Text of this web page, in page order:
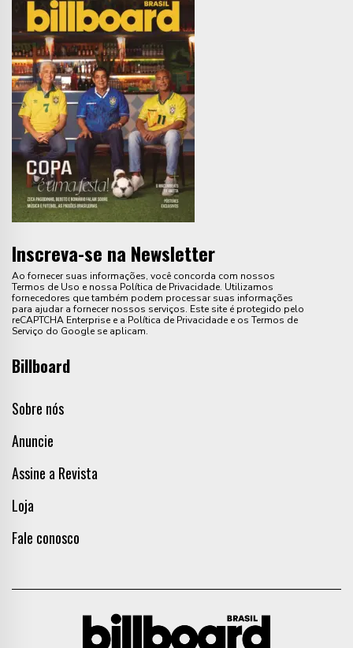
Inscreva-se na Newsletter
Ao fornecer suas informações, você concorda com nossos
Termos de Uso e nossa Política de Privacidade. Utilizamos
fornecedores que também podem processar suas informações
para ajudar a fornecer nossos serviços. Este site é protegido pelo
reCAPTCHA Enterprise e a Política de Privacidade e os Termos de
Serviço do Google se aplicam.
Billboard
Sobre nós
Anuncie
Assine a Revista
Loja
Fale conosco